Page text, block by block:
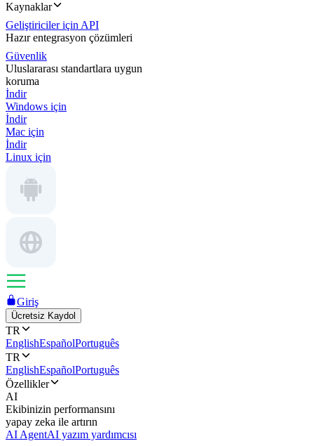
Kaynaklar
Geliştiriciler için API
Hazır entegrasyon çözümleri
Güvenlik
Uluslararası standartlara uygun
koruma
İndir
Windows için
İndir
Mac için
İndir
Linux için
Giriş
Ücretsiz Kaydol
TR
EnglishEspañolPortuguês
TR
EnglishEspañolPortuguês
Özellikler
AI
Ekibinizin performansını
yapay zeka ile artırın
AI AgentAI yazım yardımcısı